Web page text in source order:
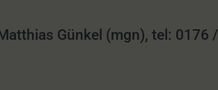
Günkel (mgn), tel: 0176